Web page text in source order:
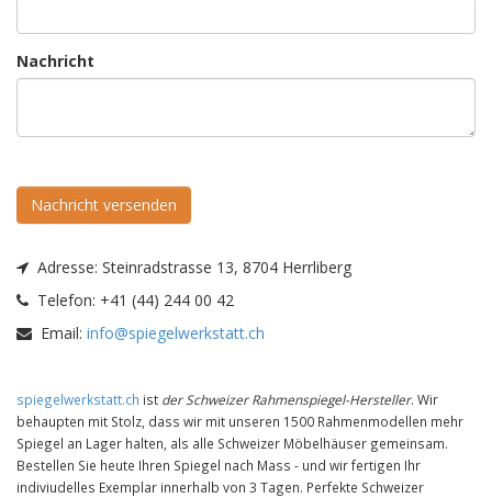
Nachricht
Nachricht versenden
Adresse: Steinradstrasse 13, 8704 Herrliberg
Telefon: +41 (44) 244 00 42
Email: info@spiegelwerkstatt.ch
spiegelwerkstatt.ch ist der Schweizer Rahmenspiegel-Hersteller. Wir
behaupten mit Stolz, dass wir mit unseren 1500 Rahmenmodellen mehr
Spiegel an Lager halten, als alle Schweizer Möbelhäuser gemeinsam.
Bestellen Sie heute Ihren Spiegel nach Mass - und wir fertigen Ihr
indiviudelles Exemplar innerhalb von 3 Tagen. Perfekte Schweizer